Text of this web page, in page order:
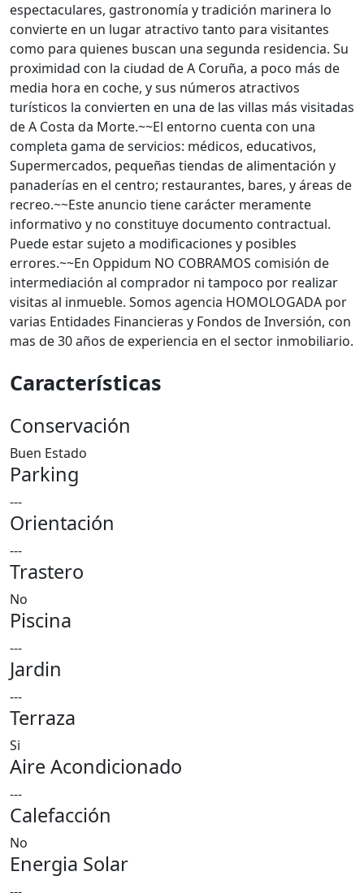
espectaculares, gastronomía y tradición marinera lo
convierte en un lugar atractivo tanto para visitantes
como para quienes buscan una segunda residencia. Su
proximidad con la ciudad de A Coruña, a poco más de
media hora en coche, y sus números atractivos
turísticos la convierten en una de las villas más visitadas
de A Costa da Morte.~~El entorno cuenta con una
completa gama de servicios: médicos, educativos,
Supermercados, pequeñas tiendas de alimentación y
panaderías en el centro; restaurantes, bares, y áreas de
recreo.~~Este anuncio tiene carácter meramente
informativo y no constituye documento contractual.
Puede estar sujeto a modificaciones y posibles
errores.~~En Oppidum NO COBRAMOS comisión de
intermediación al comprador ni tampoco por realizar
visitas al inmueble. Somos agencia HOMOLOGADA por
varias Entidades Financieras y Fondos de Inversión, con
mas de 30 años de experiencia en el sector inmobiliario.
Características
Conservación
Buen Estado
Parking
---
Orientación
---
Trastero
No
Piscina
---
Jardin
---
Terraza
Si
Aire Acondicionado
---
Calefacción
No
Energia Solar